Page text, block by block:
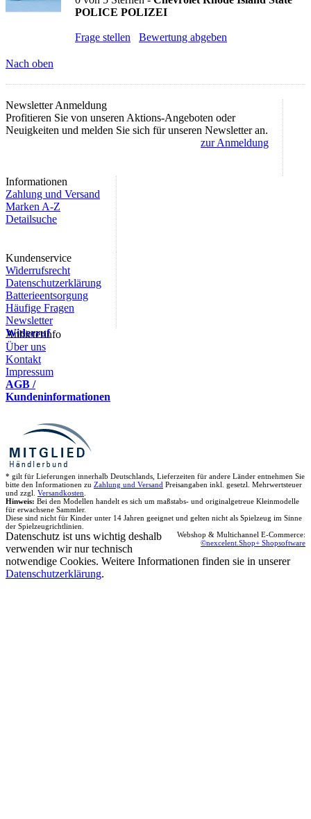
POLICE POLIZEI
Frage stellen Bewertung abgeben
Nach oben
Newsletter Anmeldung
Profitieren Sie von unseren Aktions-Angeboten oder
Neuigkeiten und melden Sie sich für unseren Newsletter an.
zur Anmeldung
Informationen
Zahlung und Versand
Marken A-Z
Detailsuche
Kundenservice
Widerrufsrecht
Datenschutzerklärung
Batterieentsorgung
Häufige Fragen
Newsletter
Widerruf
Anbieterinfo
Über uns
Kontakt
Impressum
AGB /
Kundeninformationen
* gilt für Lieferungen innerhalb Deutschlands, Lieferzeiten für andere Länder entnehmen Sie
bitte den Informationen zu Zahlung und Versand Preisangaben inkl. gesetzl. Mehrwertsteuer
und zzgl. Versandkosten
Hinweis: Bei den Modellen handelt es sich um maßstabs- und originalgetreue Kleinmodelle
für erwachsene Sammler.
Diese sind nicht für Kinder unter 14 Jahren geeignet und gelten nicht als Spielzeug im Sinne
der Spielzeugrichtlinien.
Webshop & Multichannel E-Commerce:
©nexcelent.Shop+ Shopsoftware
Datenschutz ist uns wichtig deshalb
verwenden wir nur technisch
notwendige Cookies. Weitere Informationen finden sie in unserer
Datenschutzerklärung.